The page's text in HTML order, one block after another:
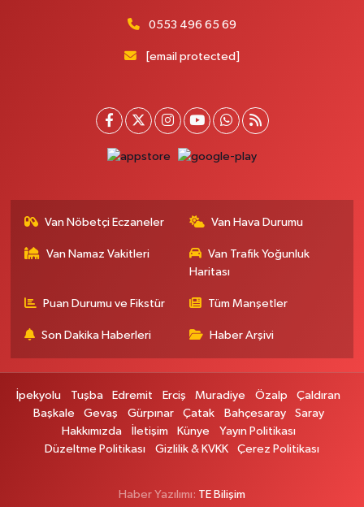
SERHAT MAHALLESİ CUMHURİYET BULVARI VAN AVM YANI NO:137
ECIVILCOCUKMAGAZASIKARSISI
0 (542) 384 45 20 Yol Tarifi Al
HALK EĞİTİM MERKEZİ KARŞ.NO:1C
0 (537) 031 18 82 Yol Tarifi Al
0 (432) 412 23 33 Yol Tarifi Al
ŞEHİT JANDARMA BİNBAŞI CESUR MAH. VALİ MÜNİR KARALOĞLU
CADDESİ NO:18
Yol Tarifi Al
MAHMUDİYE MAH.SEMERKANT CAD.NO:12
0553 496 65 69
[email protected]
Van Nöbetçi Eczaneler Van Hava Durumu
Van Namaz Vakitleri
Van Trafik Yoğunluk
Haritası
Puan Durumu ve Fikstür Tüm Manşetler
Son Dakika Haberleri Haber Arşivi
İpekyolu Tuşba Edremit Erciş Muradiye Özalp
Çaldıran
Başkale
Gevaş Gürpınar Çatak Bahçesaray
Saray
Hakkımızda
İletişim Künye
Yayın Politikası
Düzeltme Politikası
Gizlilik & KVKK Çerez Politikası
Haber Yazılımı: TE Bilişim